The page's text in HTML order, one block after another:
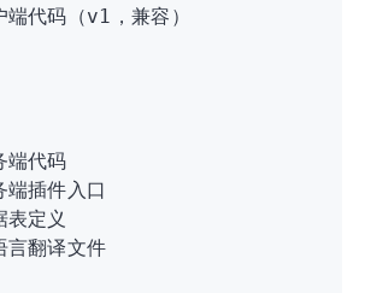
码（v1，兼容）
代码
插件入口
定义
翻译文件